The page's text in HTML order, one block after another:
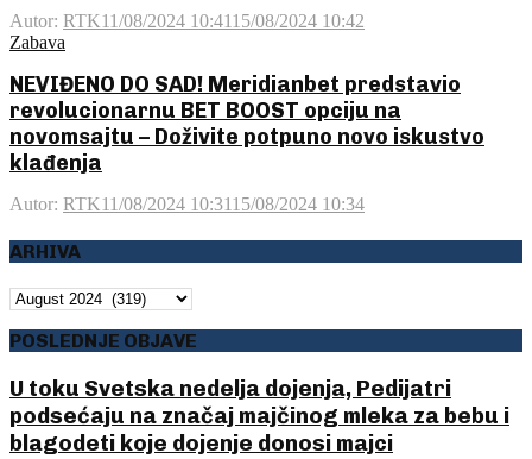
Autor: RTK11/08/2024 10:4115/08/2024 10:42
Zabava
NEVIĐENO DO SAD! Meridianbet predstavio
revolucionarnu BET BOOST opciju na
novomsajtu – Doživite potpuno novo iskustvo
klađenja
Autor: RTK11/08/2024 10:3115/08/2024 10:34
ARHIVA
ARHIVA
POSLEDNJE OBJAVE
U toku Svetska nedelja dojenja, Pedijatri
podsećaju na značaj majčinog mleka za bebu i
blagodeti koje dojenje donosi majci